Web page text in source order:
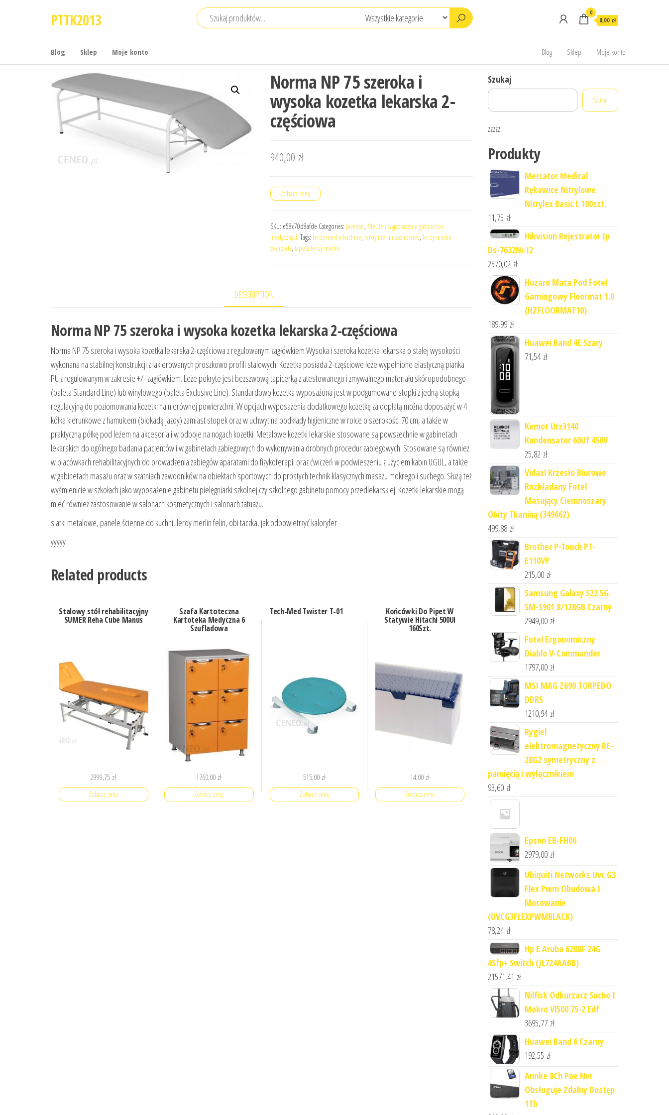
PTTK2013 0
0,00 zł
Blog Sklep Moje konto Blog Sklep Moje konto
Norma NP 75 szeroka i
wysoka kozetka lekarska 2-
częściowa
940,00 zł
Zobacz cenę
SKU: e58c70d8afde Categories: Juventas, Meble i wyposażenie gabinetów
medycznych Tags: leroy merlin kuchnie, leroy merlin sosnowiec, leroy merlin
swarzędz, tapeta leroy merlin
DESCRIPTION
Norma NP 75 szeroka i wysoka kozetka lekarska 2-częściowa
Norma NP 75 szeroka i wysoka kozetka lekarska 2-częściowa z regulowanym zagłówkiem Wysoka i szeroka kozetka lekarska o stałej wysokości
wykonana na stabilnej konstrukcji z lakierowanych proszkowo profili stalowych. Kozetka posiada 2-częściowe leże wypełnione elastyczną pianka
PU z regulowanym w zakresie +/- zagłówkiem. Leże pokryte jest bezszwową tapicerką z atestowanego i zmywalnego materiału skóropodobnego
(paleta Standard Line) lub winylowego (paleta Exclusive Line). Standardowo kozetka wyposażona jest w podgumowane stopki z jedną stopką
regulacyjną do poziomowania kozetki na nierównej powierzchni. W opcjach wyposażenia dodatkowego kozetkę za dopłatą można doposażyć w 4
kółka kierunkowe z hamulcem (blokadą jazdy) zamiast stopek oraz w uchwyt na podkłady higieniczne w rolce o szerokości 70 cm, a także w
praktyczną półkę pod leżem na akcesoria i w odboje na nogach kozetki. Metalowe kozetki lekarskie stosowane są powszechnie w gabinetach
lekarskich do ogólnego badania pacjentów i w gabinetach zabiegowych do wykonywania drobnych procedur zabiegowych. Stosowane są również
w placówkach rehabilitacyjnych do prowadzenia zabiegów aparatami do fizykoterapii oraz ćwiczeń w podwieszeniu z użyciem kabin UGUL, a także
w gabinetach masażu oraz w szatniach zawodników na obiektach sportowych do prostych technik klasycznych masażu mokrego i suchego. Służą też
wyśmienicie w szkołach jako wyposażenie gabinetu pielęgniarki szkolnej czy szkolnego gabinetu pomocy przedlekarskiej. Kozetki lekarskie mogą
mieć również zastosowanie w salonach kosmetycznych i salonach tatuażu.
siatki metalowe, panele ścienne do kuchni, leroy merlin felin, obi taczka, jak odpowietrzyć kaloryfer
yyyyy
Related products
Stalowy stół rehabilitacyjny
SUMER Reha Cube Manus
2999,75 zł
Zobacz cenę
Szafa Kartoteczna
Kartoteka Medyczna 6
Szufladowa
1760,00 zł
Zobacz cenę
Tech-Med Twister T-01
515,00 zł
Zobacz cenę
Końcówki Do Pipet W
Statywie Hitachi 500Ul
160Szt.
14,00 zł
Zobacz cenę
Szukaj
Szukaj
zzzzz
Produkty
Mercator Medical
Rękawice Nitrylowe
Nitrylex Basic L 100szt.
11,75 zł
Hikvision Rejestrator Ip
Ds-7632Ni-I2
2570,02 zł
Huzaro Mata Pod Fotel
Gamingowy Floormat 1.0
(HZFLOORMAT10)
189,99 zł
Huawei Band 4E Szary
71,54 zł
Kemot Urz3140
Kondensator 60Uf 450V
25,82 zł
Vidaxl Krzesło Biurowe
Rozkładany Fotel
Masujący Ciemnoszary
Obity Tkaniną (349662)
499,88 zł
Brother P-Touch PT-
E110VP
215,00 zł
Samsung Galaxy S22 5G
SM-S901 8/128GB Czarny
2949,00 zł
Fotel Ergonomiczny
Diablo V-Commander
1797,00 zł
MSI MAG Z690 TORPEDO
DDR5
1210,94 zł
Rygiel
elektromagnetyczny RE-
28G2 symetryczny z
pamięcią i wyłącznikiem
93,60 zł
Epson EB-FH06
2979,00 zł
Ubiquiti Networks Uvc G3
Flex Pwm Obudowa I
Mocowanie
(UVCG3FLEXPWMBLACK)
78,24 zł
Hp E Aruba 6200F 24G
4Sfp+ Switch (JL724AABB)
21571,41 zł
Nilfisk Odkurzacz Sucho I
Mokro Vl500 75-2 Edf
3695,77 zł
Huawei Band 6 Czarny
192,55 zł
Annke 8Ch Poe Nvr
Obsługuje Zdalny Dostęp
1Tb